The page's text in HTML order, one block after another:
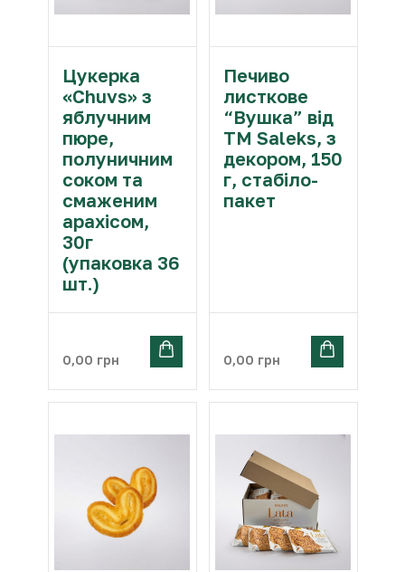
Цукерка
«Chuvs» з
яблучним
пюре,
полуничним
соком та
смаженим
арахісом,
30г
(упаковка 36
шт.)
0,00 грн
Печиво
листкове
“Вушка” від
ТМ Saleks, з
декором, 150
г, стабіло-
пакет
0,00 грн